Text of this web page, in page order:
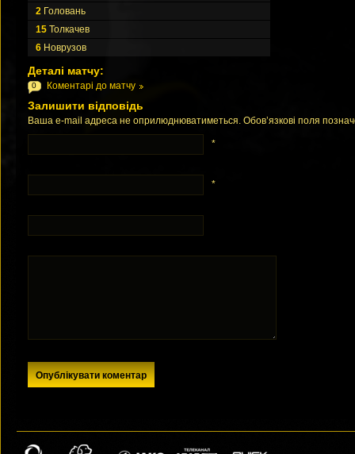
2 Головань
15 Толкачев
6 Новрузов
Деталі матчу:
0 Коментарі до матчу
Залишити відповідь
Ваша e-mail адреса не оприлюднюватиметься. Обов’язкові поля
*
*